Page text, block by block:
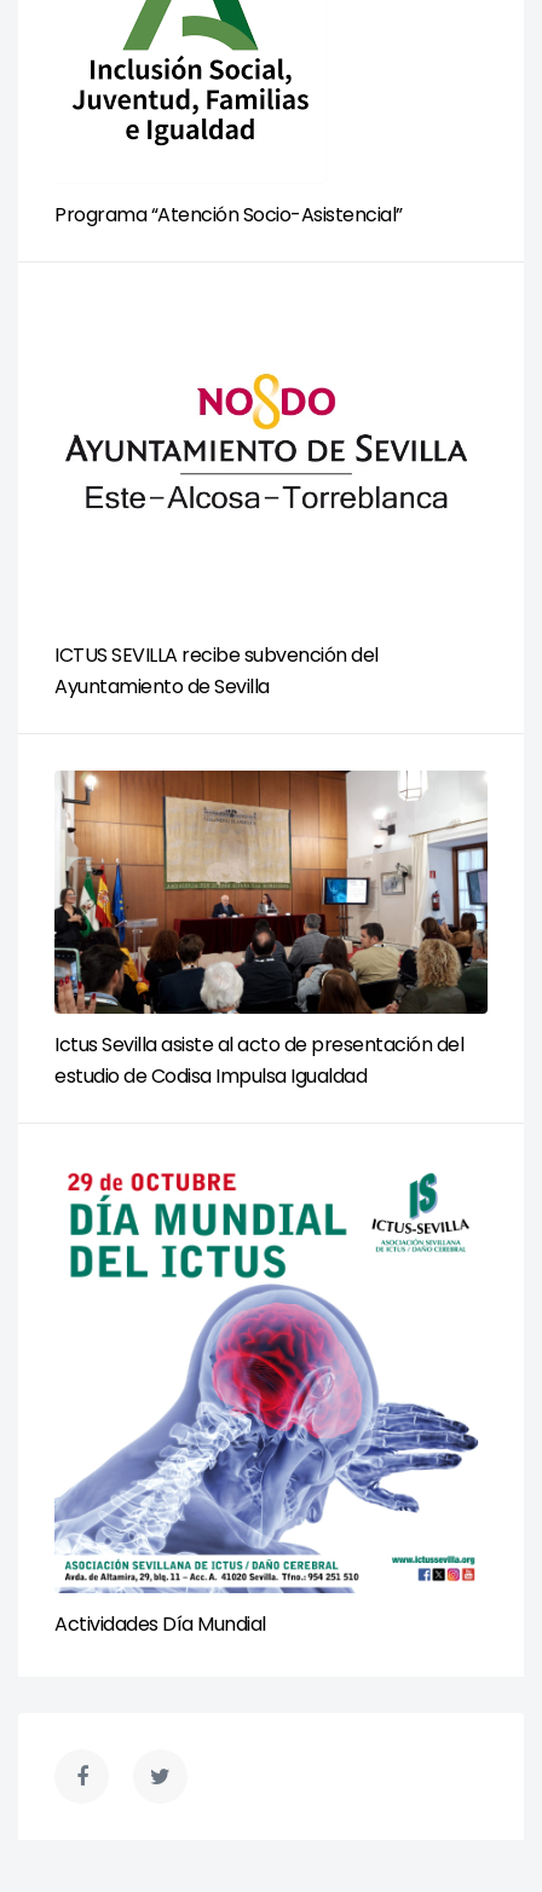
Programa “Atención Socio-Asistencial”
ICTUS SEVILLA recibe subvención del
Ayuntamiento de Sevilla
Ictus Sevilla asiste al acto de presentación del
estudio de Codisa Impulsa Igualdad
Actividades Día Mundial